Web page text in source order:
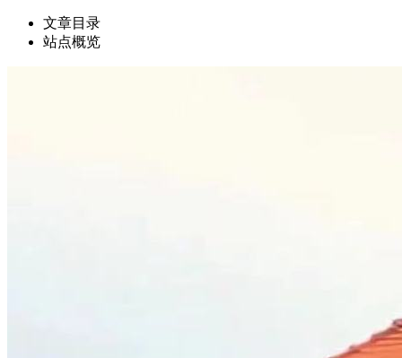
文章目录
站点概览